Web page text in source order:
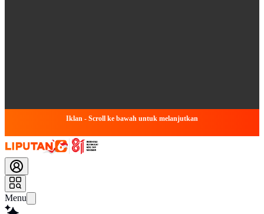
Iklan - Scroll ke bawah untuk melanjutkan
Menu